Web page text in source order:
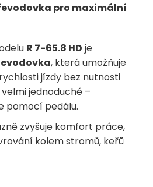
pro maximální
R 7-65.8 HD je
, která umožňuje
jízdy bez nutnosti
jednoduché –
pomocí pedálu.
zvyšuje komfort práce,
kolem stromů, keřů